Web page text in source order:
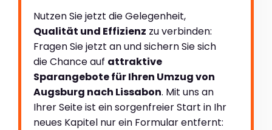
Nutzen Sie jetzt die Gelegenheit,
Qualität und Effizienz zu verbinden:
Fragen Sie jetzt an und sichern Sie sich
die Chance auf attraktive
Sparangebote für Ihren Umzug von
Augsburg nach Lissabon. Mit uns an
Ihrer Seite ist ein sorgenfreier Start in Ihr
neues Kapitel nur ein Formular entfernt: